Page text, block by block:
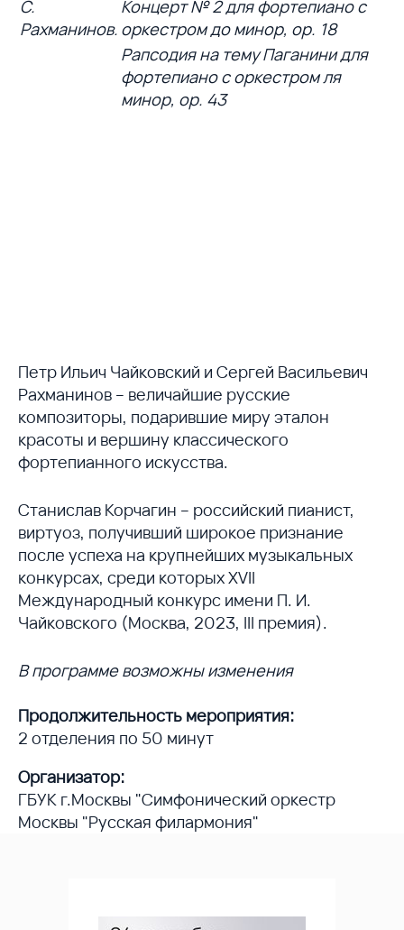
С.
Рахманинов.
Концерт № 2 для фортепиано с
оркестром до минор, op. 18
Рапсодия на тему Паганини для
фортепиано с оркестром ля
минор, op. 43
Петр Ильич Чайковский и Сергей Васильевич
Рахманинов – величайшие русские
композиторы, подарившие миру эталон
красоты и вершину классического
фортепианного искусства.
Станислав Корчагин – российский пианист,
виртуоз, получивший широкое признание
после успеха на крупнейших музыкальных
конкурсах, среди которых XVII
Международный конкурс имени П. И.
Чайковского (Москва, 2023, III премия).
В программе возможны изменения
Продолжительность мероприятия:
2 отделения по 50 минут
Организатор:
ГБУК г.Москвы "Симфонический оркестр
Москвы "Русская филармония"